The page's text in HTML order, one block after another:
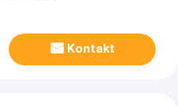
Kontakt